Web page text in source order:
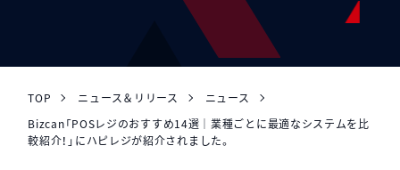
TOP ニュース＆リリース
ニュース
Bizcan「POSレジのおすすめ14選｜業種ごとに最適なシステムを比
較紹介！」にハピレジが紹介されました。
採用情報
NEWS & RELEASES
ニュース＆リリース